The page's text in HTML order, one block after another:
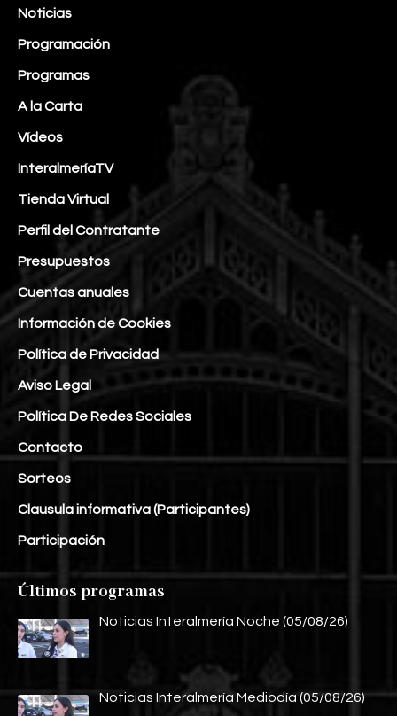
Noticias
Programación
Programas
A la Carta
Vídeos
InteralmeríaTV
Tienda Virtual
Perfil del Contratante
Presupuestos
Cuentas anuales
Información de Cookies
Política de Privacidad
Aviso Legal
Política De Redes Sociales
Contacto
Sorteos
Clausula informativa (Participantes)
Participación
Últimos programas
Noticias Interalmería Noche (05/08/26)
Noticias Interalmería Mediodía (05/08/26)